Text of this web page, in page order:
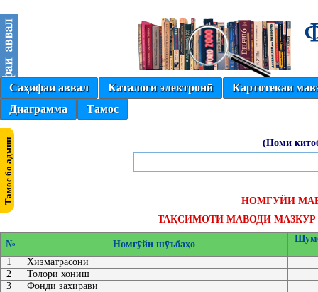
Саҳифаи аввал Каталоги электронӣ
Картотекаи
Диаграмма
Тамос
(Номи
НОМГӮЙИ
ТАҚСИМОТИ МАВОДИ
№ Номгӯйи шӯъбаҳо
1
Хизматрасони
2
Толори хониш
3
Фонди захирави